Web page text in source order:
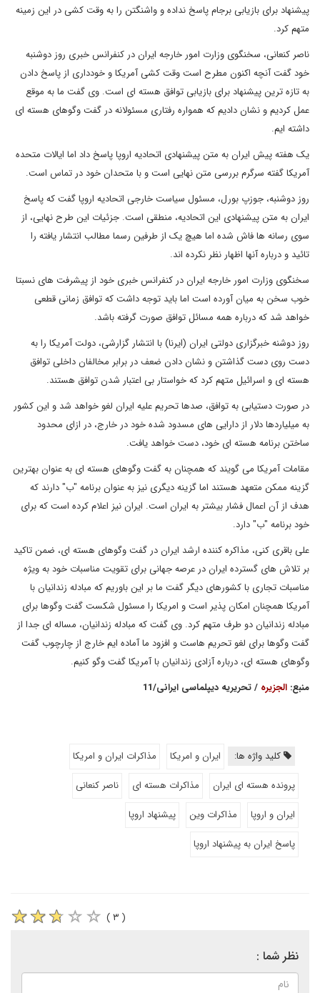
پیشنهاد برای بازیابی برجام پاسخ نداده و واشنگتن را به وقت کشی در این زمینه
متهم کرد.
ناصر کنعانی، سخنگوی وزارت امور خارجه ایران در کنفرانس خبری روز دوشنبه
خود گفت آنچه اکنون مطرح است وقت کشی آمریکا و خودداری از پاسخ دادن
به تازه ترین پیشنهاد برای بازیابی توافق هسته ای است. وی گفت ما به موقع
عمل کردیم و نشان دادیم که همواره رفتاری مسئولانه در گفت وگوهای هسته ای
داشته ایم.
یک هفته پیش ایران به متن پیشنهادی اتحادیه اروپا پاسخ داد اما ایالات متحده
آمریکا گفته سرگرم بررسی متن نهایی است و با متحدان خود در تماس است.
روز دوشنبه، جوزپ بورل، مسئول سیاست خارجی اتحادیه اروپا گفت که پاسخ
ایران به متن پیشنهادی این اتحادیه، منطقی است. جزئیات این طرح نهایی، از
سوی رسانه ها فاش شده اما هیچ یک از طرفین رسما مطالب انتشار یافته را
تائید و درباره آنها اظهار نظر نکرده اند.
سخنگوی وزارت امور خارجه ایران در کنفرانس خبری خود از پیشرفت های نسبتا
خوب سخن به میان آورده است اما باید توجه داشت که توافق زمانی قطعی
خواهد شد که درباره همه مسائل توافق صورت گرفته باشد.
روز دوشنه خبرگزاری دولتی ایران (ایرنا) با انتشار گزارشی، دولت آمریکا را به
دست روی دست گذاشتن و نشان دادن ضعف در برابر مخالفان داخلی توافق
هسته ای و اسرائیل متهم کرد که خواستار بی اعتبار شدن توافق هستند.
در صورت دستیابی به توافق، صدها تحریم علیه ایران لغو خواهد شد و این کشور
به میلیاردها دلار از دارایی های مسدود شده خود در خارج، در ازای محدود
ساختن برنامه هسته ای خود، دست خواهد یافت.
مقامات آمریکا می گویند که همچنان به گفت وگوهای هسته ای به عنوان بهترین
گزینه ممکن متعهد هستند اما گزینه دیگری نیز به عنوان برنامه "ب" دارند که
هدف از آن اعمال فشار بیشتر به ایران است. ایران نیز اعلام کرده است که برای
خود برنامه "ب" دارد.
علی باقری کنی، مذاکره کننده ارشد ایران در گفت وگوهای هسته ای، ضمن تاکید
بر تلاش های گسترده ایران در عرصه جهانی برای تقویت مناسبات خود به ویژه
مناسبات تجاری با کشورهای دیگر گفت ما بر این باوریم که مبادله زندانیان با
آمریکا همچنان امکان پذیر است و امریکا را مسئول شکست گفت وگوها برای
مبادله زندانیان دو طرف متهم کرد. وی گفت که مبادله زندانیان، مساله ای جدا از
گفت وگوها برای لغو تحریم هاست و افزود ما آماده ایم خارج از چارچوب گفت
وگوهای هسته ای، درباره آزادی زندانیان با آمریکا گفت وگو کنیم.
منبع: الجزیره / تحریریه دیپلماسی ایرانی/11
کلید واژه ها: ایران و امریکا
مذاکرات ایران و امریکا
پرونده هسته ای ایران
مذاکرات هسته ای
ناصر کنعانی
ایران و اروپا
مذاکرات وین
پیشنهاد اروپا
پاسخ ایران به پیشنهاد اروپا
( ۳ )
نظر شما :